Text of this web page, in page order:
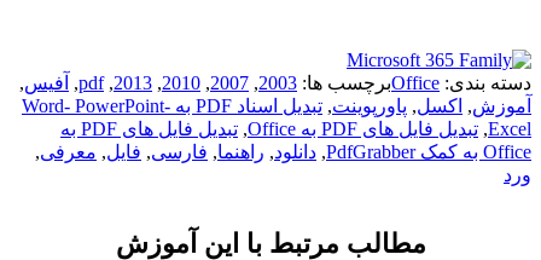
دسته بندی: Officeبرچسب ها: 2003
,
2007
,
2010
,
2013
,
pdf
, آفیس,
آموزش, اکسل, پاورپوینت,
تبدیل اسناد PDF به Word- PowerPoint-
Excel
, تبدیل فایل های PDF به Office ,
تبدیل فایل های PDF به
Office به کمک PdfGrabber
, دانلود, راهنما, فارسی, فایل, معرفی,
ورد
مطالب مرتبط با این آموزش